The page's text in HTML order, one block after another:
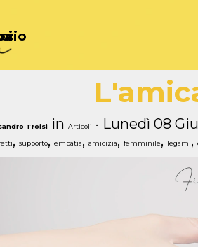
Troisi in Articoli
· Lunedì 08
, supporto, empatia, amicizia, femminile, legami,